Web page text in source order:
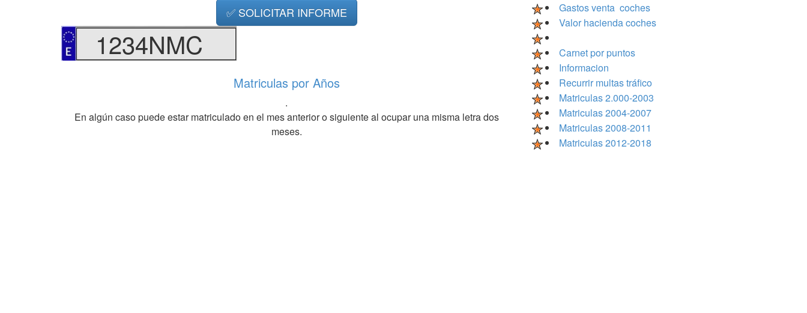
✅ SOLICITAR INFORME
1234NMC
Matriculas por Años
.
En algún caso puede estar matriculado en el mes anterior o siguiente al ocupar una misma letra dos
meses.
Gastos venta coches
Valor hacienda coches
Carnet por puntos
Informacion
Recurrir multas tráfico
Matriculas 2.000-2003
Matriculas 2004-2007
Matriculas 2008-2011
Matriculas 2012-2018